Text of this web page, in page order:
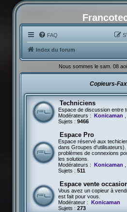
FAQ
Index du forum
Nous sommes le sam. 08
Copieurs-Fax
Techniciens
Espace de discussion entre
Modérateurs :
Konicaman ,
Sujets : 9466
Espace Pro
Espace réservé aux
dans Groupes
problèmes de connexions
les solutions.
Modérateurs :
Konicaman ,
Sujets : 511
Espace vente
Vous avez un copieur à
est fait pour vous.
Modérateur :
Konicaman
Sujets : 273